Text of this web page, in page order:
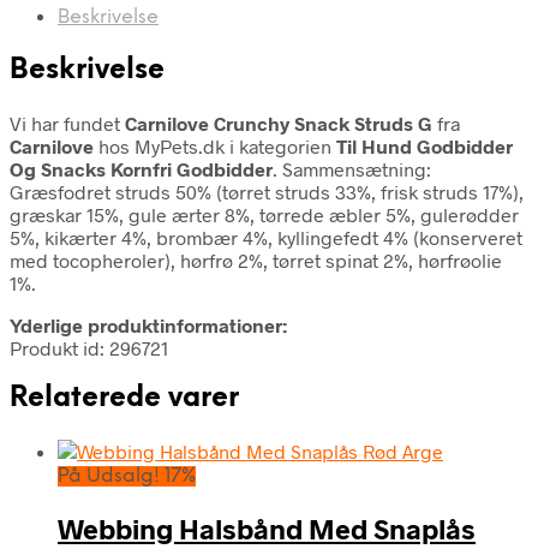
Beskrivelse
Beskrivelse
Vi har fundet Carnilove Crunchy Snack Struds G fra
Carnilove hos MyPets.dk i kategorien Til Hund Godbidder
Og Snacks Kornfri Godbidder. Sammensætning:
Græsfodret struds 50% (tørret struds 33%, frisk struds 17%),
græskar 15%, gule ærter 8%, tørrede æbler 5%, gulerødder
5%, kikærter 4%, brombær 4%, kyllingefedt 4% (konserveret
med tocopheroler), hørfrø 2%, tørret spinat 2%, hørfrøolie
1%.
Yderlige produktinformationer:
Produkt id: 296721
Relaterede varer
På Udsalg! 17%
Webbing Halsbånd Med Snaplås